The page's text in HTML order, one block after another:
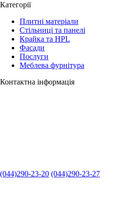
Категорії
Плитні матеріали
Стільниці та панелі
Крайка та HPL
Фасади
Послуги
Меблева фурнітура
Контактна інформація
(044)290-23-20 (044)290-23-27